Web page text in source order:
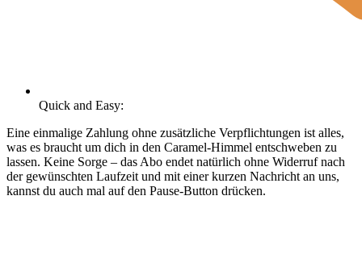
Quick and Easy:
Eine einmalige Zahlung ohne zusätzliche Verpflichtungen ist alles,
was es braucht um dich in den Caramel-Himmel entschweben zu
lassen. Keine Sorge – das Abo endet natürlich ohne Widerruf nach
der gewünschten Laufzeit und mit einer kurzen Nachricht an uns,
kannst du auch mal auf den Pause-Button drücken.